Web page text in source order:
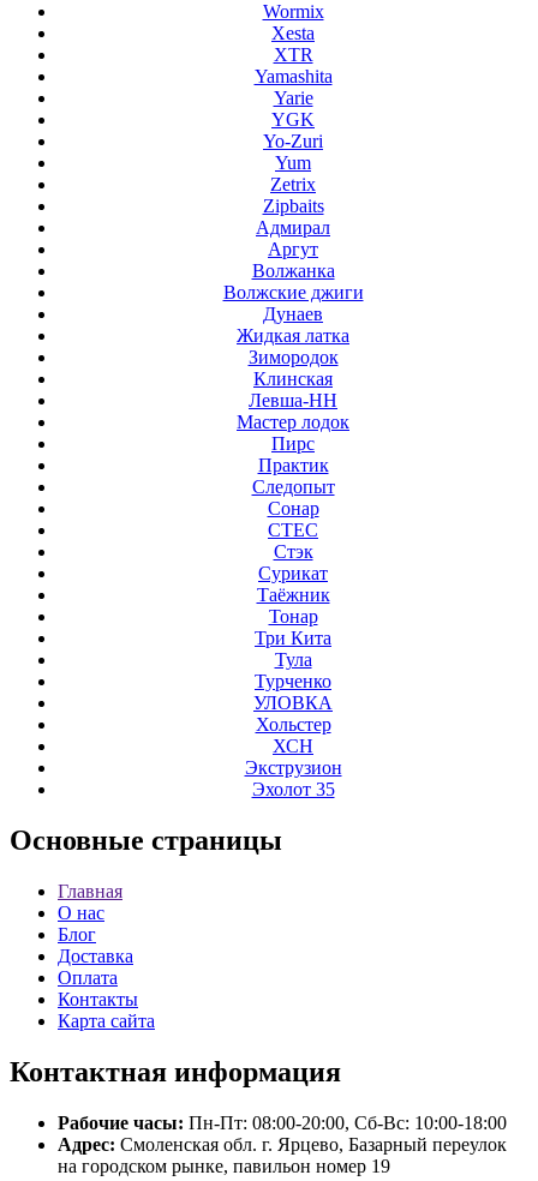
Wormix
Xesta
XTR
Yamashita
Yarie
YGK
Yo-Zuri
Yum
Zetrix
Zipbaits
Адмирал
Аргут
Волжанка
Волжские джиги
Дунаев
Жидкая латка
Зимородок
Клинская
Левша-НН
Мастер лодок
Пирс
Практик
Следопыт
Сонар
СТЕС
Стэк
Сурикат
Таёжник
Тонар
Три Кита
Тула
Турченко
УЛОВКА
Хольстер
ХСН
Экструзион
Эхолот 35
Основные страницы
Главная
О нас
Блог
Доставка
Оплата
Контакты
Карта сайта
Контактная информация
Рабочие часы: Пн-Пт: 08:00-20:00, Сб-Вс: 10:00-18:00
Адрес: Смоленская обл. г. Ярцево, Базарный переулок
на городском рынке, павильон номер 19